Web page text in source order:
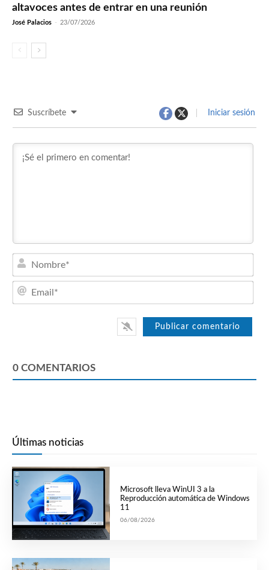
altavoces antes de entrar en una reunión
José Palacios - 23/07/2026
Suscríbete Iniciar sesión
0 COMENTARIOS
Últimas noticias
Microsoft lleva WinUI 3 a la
Reproducción automática de Windows
11
06/08/2026